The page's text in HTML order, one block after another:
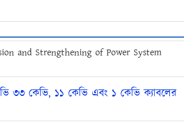
and Strengthening of Power System
৩৩ কেভি, ১১ কেভি এবং ১ কেভি ক্যাবলের